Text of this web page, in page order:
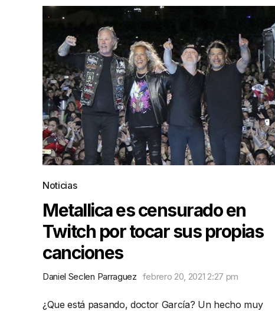
Noticias
Metallica es censurado en
Twitch por tocar sus propias
canciones
Daniel Seclen Parraguez febrero 20, 2021 2:27 pm
¿Que está pasando, doctor García? Un hecho muy